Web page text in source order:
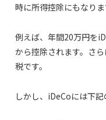
時に所得控除にもなり
例えば、年間20万円を
から控除されます。さ
税です。
しかし、iDeCoには下記